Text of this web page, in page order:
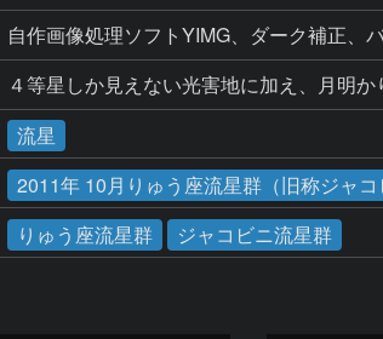
自作画像処理ソフトYIMG、ダーク補正、
４等星しか見えない光害地に加え、月明
流星
2011年 10月りゅう座流星群（旧称ジャコ
りゅう座流星群 ジャコビニ流星群